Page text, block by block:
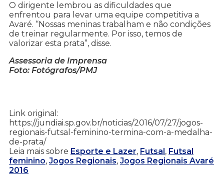
O dirigente lembrou as dificuldades que
enfrentou para levar uma equipe competitiva a
Avaré. “Nossas meninas trabalham e não condições
de treinar regularmente. Por isso, temos de
valorizar esta prata”, disse.
Assessoria de Imprensa
Foto: Fotógrafos/PMJ
Link original:
https://jundiai.sp.gov.br/noticias/2016/07/27/jogos-
regionais-futsal-feminino-termina-com-a-medalha-
de-prata/
Leia mais sobre Esporte e Lazer, Futsal, Futsal
feminino, Jogos Regionais, Jogos Regionais Avaré
2016